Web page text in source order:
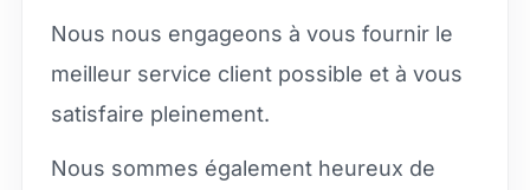
Nous nous engageons à vous fournir le
meilleur service client possible et à vous
satisfaire pleinement.
Nous sommes également heureux de